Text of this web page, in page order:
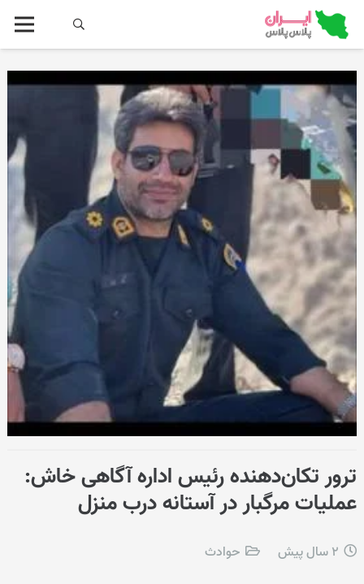
ترور تکان‌دهنده رئیس اداره آگاهی خاش:
عملیات مرگبار در آستانه درب منزل
2 سال پیش حوادث